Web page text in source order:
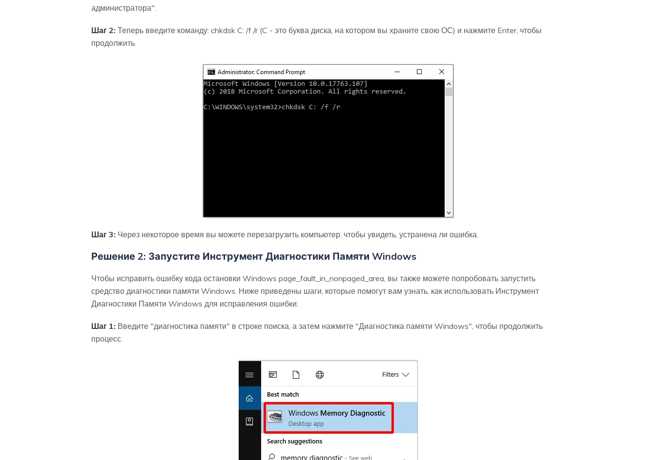
администратора".
Шаг 2: Теперь введите команду: chkdsk C: /f /r (C - это буква диска, на котором вы храните свою ОС) и нажмите Enter, чтобы
продолжить.
Шаг 3: Через некоторое время вы можете перезагрузить компьютер, чтобы увидеть, устранена ли ошибка.
Решение 2: Запустите Инструмент Диагностики Памяти Windows
Чтобы исправить ошибку кода остановки Windows page_fault_in_nonpaged_area, вы также можете попробовать запустить
средство диагностики памяти Windows. Ниже приведены шаги, которые помогут вам узнать, как использовать Инструмент
Диагностики Памяти Windows для исправления ошибки:
Шаг 1: Введите "диагностика памяти" в строке поиска, а затем нажмите "Диагностика памяти Windows", чтобы продолжить
процесс.